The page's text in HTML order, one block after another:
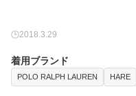
2018.3.29
着用ブランド
POLO RALPH LAUREN HARE